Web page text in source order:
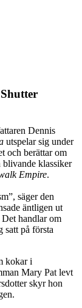
Dennis
utspelar sig under
och berättar om
blivande klassiker
Empire.
säger den
äntligen ut
handlar om
satt på första
kokar i
Mary Pat levt
skyr hon